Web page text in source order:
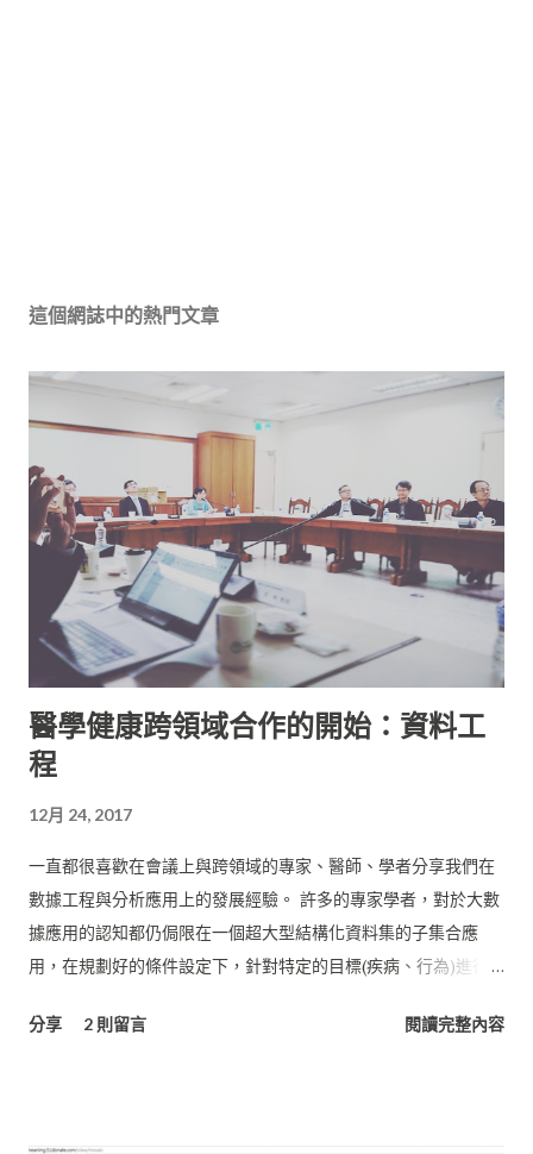
這個網誌中的熱門文章
醫學健康跨領域合作的開始：資料工
程
12月 24, 2017
一直都很喜歡在會議上與跨領域的專家、醫師、學者分享我們在
數據工程與分析應用上的發展經驗。 許多的專家學者，對於大數
據應用的認知都仍侷限在一個超大型結構化資料集的子集合應
用，在規劃好的條件設定下，針對特定的目標(疾病、行為)進行
構處理的小型資料集。 這樣的半手工處理方式，對於專一
分享 2 則留言 閱讀完整內容